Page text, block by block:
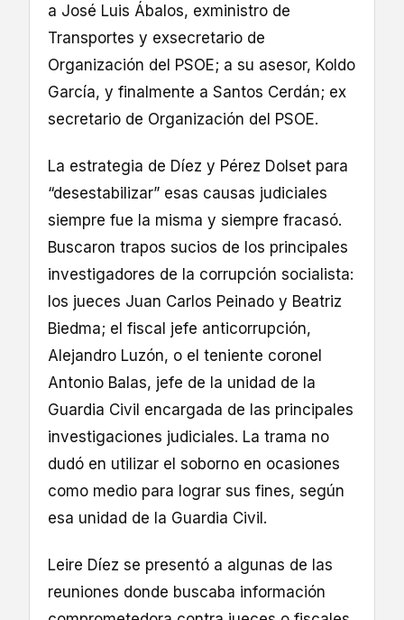
a José Luis Ábalos, exministro de
Transportes y exsecretario de
Organización del PSOE; a su asesor, Koldo
García, y finalmente a Santos Cerdán; ex
secretario de Organización del PSOE.
La estrategia de Díez y Pérez Dolset para
“desestabilizar” esas causas judiciales
siempre fue la misma y siempre fracasó.
Buscaron trapos sucios de los principales
investigadores de la corrupción socialista:
los jueces Juan Carlos Peinado y Beatriz
Biedma; el fiscal jefe anticorrupción,
Alejandro Luzón, o el teniente coronel
Antonio Balas, jefe de la unidad de la
Guardia Civil encargada de las principales
investigaciones judiciales. La trama no
dudó en utilizar el soborno en ocasiones
como medio para lograr sus fines, según
esa unidad de la Guardia Civil.
Leire Díez se presentó a algunas de las
reuniones donde buscaba información